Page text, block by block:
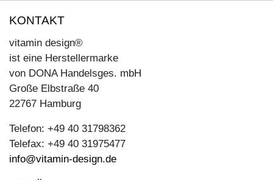
KONTAKT
vitamin design®
ist eine Herstellermarke
von DONA Handelsges. mbH
Große Elbstraße 40
22767 Hamburg
Telefon: +49 40 31798362
Telefax: +49 40 31975477
info@vitamin-design.de